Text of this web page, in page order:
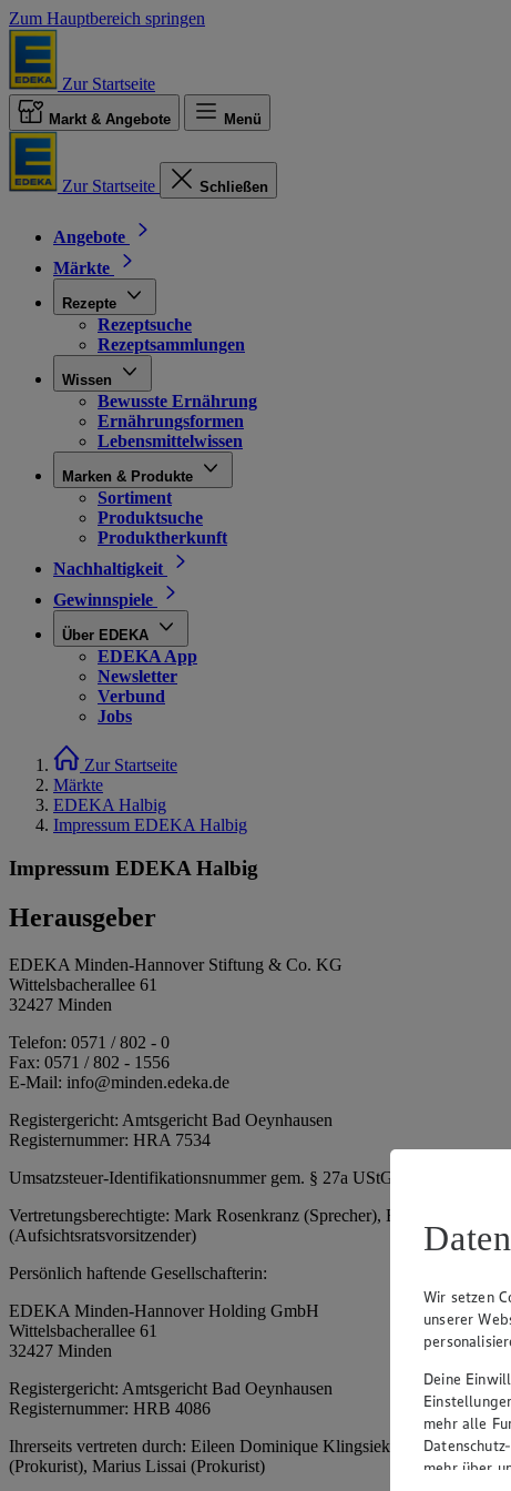
Zum Hauptbereich springen
Zur Startseite
Markt & Angebote Menü
Zur Startseite Schließen
Angebote
Märkte
Rezepte
Rezeptsuche
Rezeptsammlungen
Wissen
Bewusste Ernährung
Ernährungsformen
Lebensmittelwissen
Marken & Produkte
Sortiment
Produktsuche
Produktherkunft
Nachhaltigkeit
Gewinnspiele
Über EDEKA
EDEKA App
Newsletter
Verbund
Jobs
Zur Startseite
Märkte
EDEKA Halbig
Impressum EDEKA Halbig
Impressum EDEKA Halbig
Herausgeber
EDEKA Minden-Hannover Stiftung & Co. KG
Wittelsbacherallee 61
32427 Minden
Telefon: 0571 / 802 - 0
Fax: 0571 / 802 - 1556
E-Mail: info@minden.edeka.de
Registergericht: Amtsgericht Bad Oeynhausen
Registernummer: HRA 7534
Umsatzsteuer-Identifikationsnummer gem. § 27a UStG: DE 266067317
Vertretungsberechtigte: Mark Rosenkranz (Sprecher), Eileen
(Aufsichtsratsvorsitzender)
Persönlich haftende Gesellschafterin:
EDEKA Minden-Hannover Holding GmbH
Wittelsbacherallee 61
32427 Minden
Registergericht: Amtsgericht Bad Oeynhausen
Registernummer: HRB 4086
Ihrerseits vertreten durch: Eileen Dominique Klingsiek
(Prokurist), Marius Lissai (Prokurist)
Wir setzen
unserer
Deine
mehr alle
mehr über